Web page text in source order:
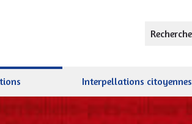
Rechercher
Interpellations citoyennes